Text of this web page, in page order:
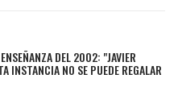
DEL 2002: "JAVIER
INSTANCIA NO SE PUEDE REGALAR